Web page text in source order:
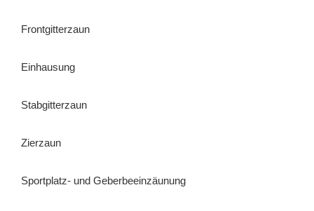
Frontgitterzaun
Einhausung
Stabgitterzaun
Zierzaun
Sportplatz- und Geberbeeinzäunung